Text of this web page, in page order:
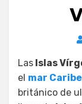
Las Islas
el mar Caribe
británico de